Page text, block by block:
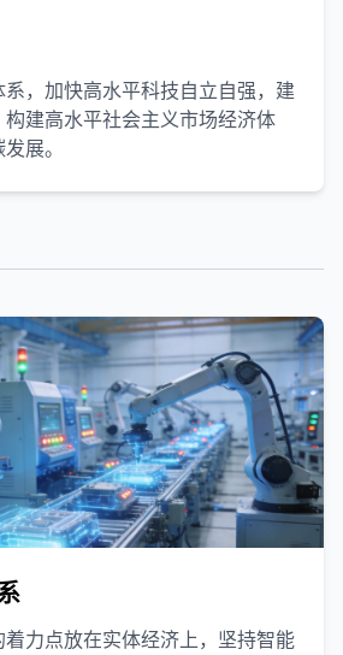
，加快高水平科技自立自强，建
建高水平社会主义市场经济体
展。
力点放在实体经济上，坚持智能